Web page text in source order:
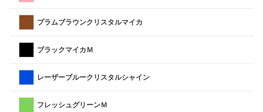
プラムブラウンクリスタルマイカ
ブラックマイカＭ
レーザーブルークリスタルシャイン
フレッシュグリーンＭ